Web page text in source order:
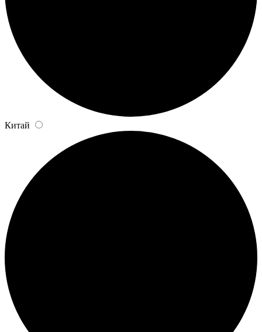
Китай